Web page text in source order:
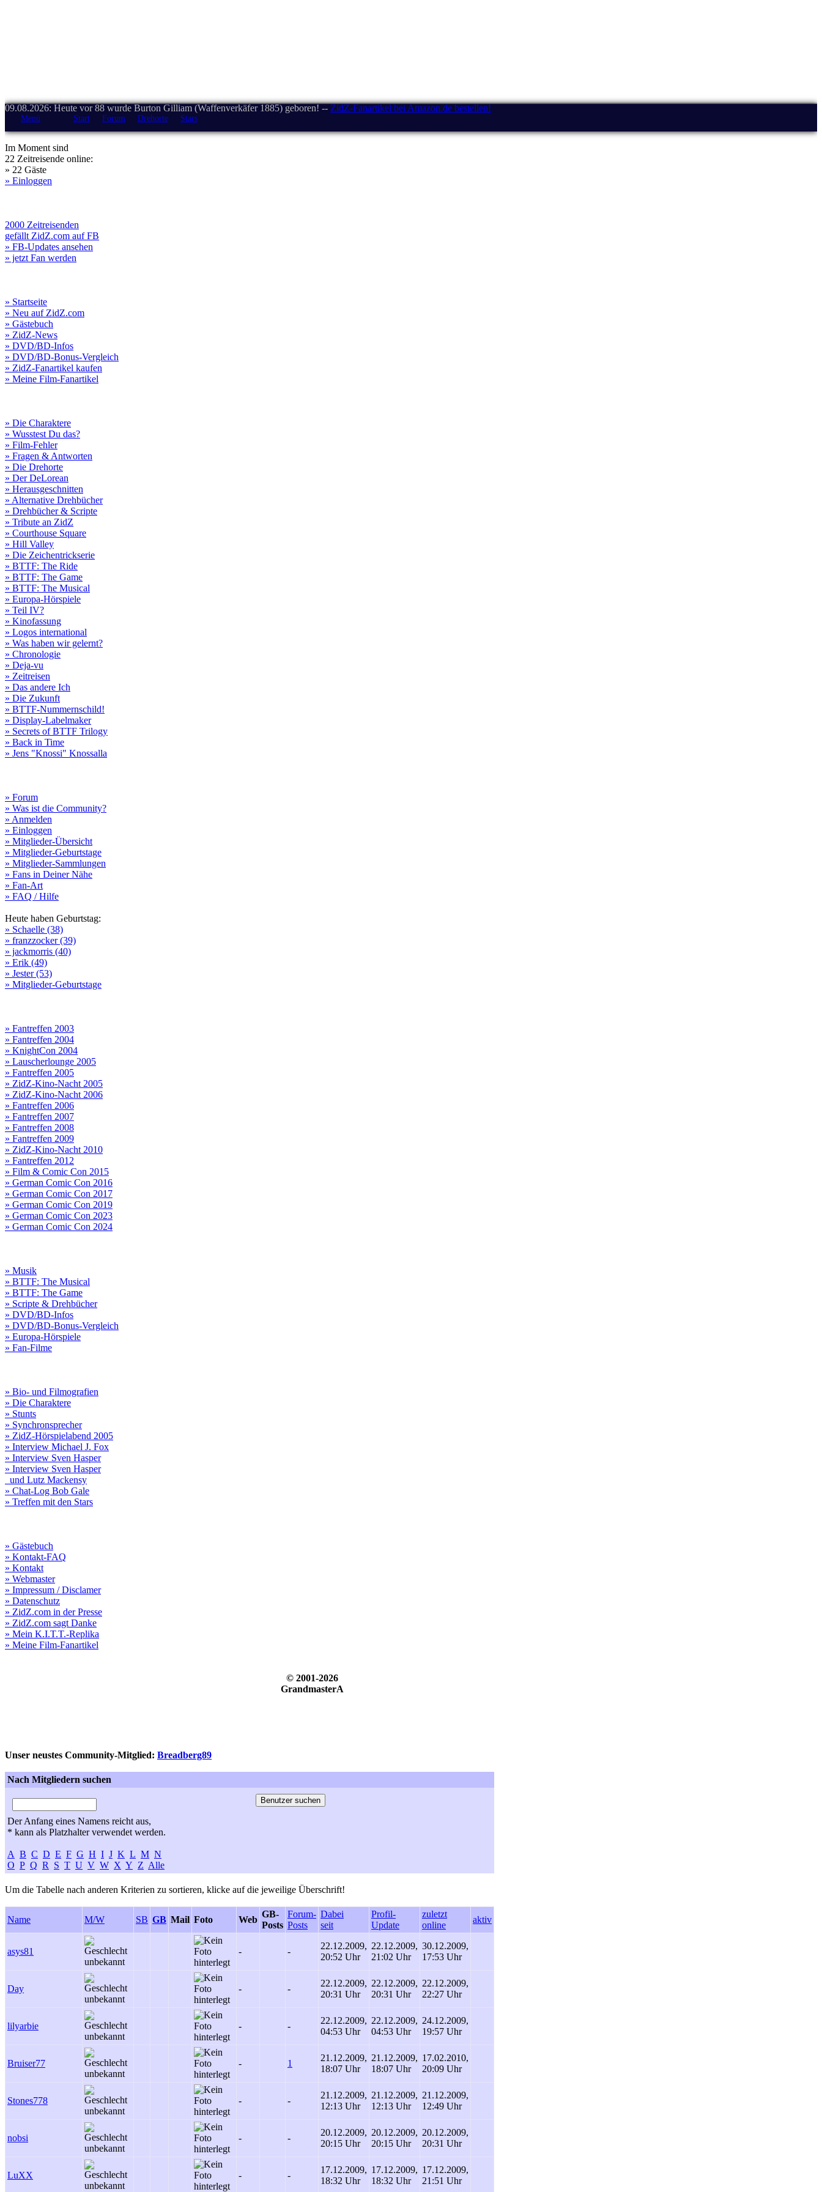
09.08.2026: Heute vor 88 wurde Burton Gilliam (Waffenverkäfer 1885) geboren! -- ZidZ-Fanartikel bei Amazon.de bestellen!
Menü Start Forum Drehorte Stars
Im Moment sind
22 Zeitreisende online:
» 22 Gäste
» Einloggen
2000 Zeitreisenden
gefällt ZidZ.com auf FB
» FB-Updates ansehen
» jetzt Fan werden
» Startseite
» Neu auf ZidZ.com
» Gästebuch
» ZidZ-News
» DVD/BD-Infos
» DVD/BD-Bonus-Vergleich
» ZidZ-Fanartikel kaufen
» Meine Film-Fanartikel
» Die Charaktere
» Wusstest Du das?
» Film-Fehler
» Fragen & Antworten
» Die Drehorte
» Der DeLorean
» Herausgeschnitten
» Alternative Drehbücher
» Drehbücher & Scripte
» Tribute an ZidZ
» Courthouse Square
» Hill Valley
» Die Zeichentrickserie
» BTTF: The Ride
» BTTF: The Game
» BTTF: The Musical
» Europa-Hörspiele
» Teil IV?
» Kinofassung
» Logos international
» Was haben wir gelernt?
» Chronologie
» Deja-vu
» Zeitreisen
» Das andere Ich
» Die Zukunft
» BTTF-Nummernschild!
» Display-Labelmaker
» Secrets of BTTF Trilogy
» Back in Time
» Jens "Knossi" Knossalla
» Forum
» Was ist die Community?
» Anmelden
» Einloggen
» Mitglieder-Übersicht
» Mitglieder-Geburtstage
» Mitglieder-Sammlungen
» Fans in Deiner Nähe
» Fan-Art
» FAQ / Hilfe
Heute haben Geburtstag:
» Schaelle (38)
» franzzocker (39)
» jackmorris (40)
» Erik (49)
» Jester (53)
» Mitglieder-Geburtstage
» Fantreffen 2003
» Fantreffen 2004
» KnightCon 2004
» Lauscherlounge 2005
» Fantreffen 2005
» ZidZ-Kino-Nacht 2005
» ZidZ-Kino-Nacht 2006
» Fantreffen 2006
» Fantreffen 2007
» Fantreffen 2008
» Fantreffen 2009
» ZidZ-Kino-Nacht 2010
» Fantreffen 2012
» Film & Comic Con 2015
» German Comic Con 2016
» German Comic Con 2017
» German Comic Con 2019
» German Comic Con 2023
» German Comic Con 2024
» Musik
» BTTF: The Musical
» BTTF: The Game
» Scripte & Drehbücher
» DVD/BD-Infos
» DVD/BD-Bonus-Vergleich
» Europa-Hörspiele
» Fan-Filme
» Bio- und Filmografien
» Die Charaktere
» Stunts
» Synchronsprecher
» ZidZ-Hörspielabend 2005
» Interview Michael J. Fox
» Interview Sven Hasper
» Interview Sven Hasper
und Lutz Mackensy
» Chat-Log Bob Gale
» Treffen mit den Stars
» Gästebuch
» Kontakt-FAQ
» Kontakt
» Webmaster
» Impressum / Disclamer
» Datenschutz
» ZidZ.com in der Presse
» ZidZ.com sagt Danke
» Mein K.I.T.T.-Replika
» Meine Film-Fanartikel
© 2001-2026
GrandmasterA
Unser neustes Community-Mitglied: Breadberg89
Nach Mitgliedern suchen
Der Anfang eines Namens reicht aus,
* kann als Platzhalter verwendet werden.
A B C D E F G H I J K L M N
O P Q R S T U V W X Y Z Alle
Um die Tabelle nach anderen Kriterien zu sortieren, klicke auf die jeweilige Überschrift!
Name M/W SB GB Mail Foto Web
GB-
Posts
Forum-
Posts
Dabei
seit
Profil-
Update
zuletzt
online
aktiv
asys81 - -
22.12.2009,
20:52 Uhr
22.12.2009,
21:02 Uhr
30.12.2009,
17:53 Uhr
Day - -
22.12.2009,
20:31 Uhr
22.12.2009,
20:31 Uhr
22.12.2009,
22:27 Uhr
lilyarbie - -
22.12.2009,
04:53 Uhr
22.12.2009,
04:53 Uhr
24.12.2009,
19:57 Uhr
Bruiser77 - 1
21.12.2009,
18:07 Uhr
21.12.2009,
18:07 Uhr
17.02.2010,
20:09 Uhr
Stones778 - -
21.12.2009,
12:13 Uhr
21.12.2009,
12:13 Uhr
21.12.2009,
12:49 Uhr
nobsi - -
20.12.2009,
20:15 Uhr
20.12.2009,
20:15 Uhr
20.12.2009,
20:31 Uhr
LuXX - -
17.12.2009,
18:32 Uhr
17.12.2009,
18:32 Uhr
17.12.2009,
21:51 Uhr